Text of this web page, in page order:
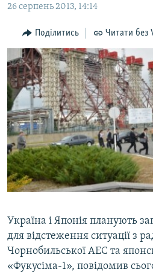
Перейти
пошуку
ПОГЛЯД
ІНТЕРВ'Ю
ВСЕ ЗА ДЕНЬ
СПЕЦПРОЕКТИ
ДЕПОРТАЦІЯ
ВІДЕОУРОКИ «ELIFBE»
СВІДЧЕННЯ ОКУПАЦІЇ
УКРАЇНСЬКА ПРОБЛЕМА КРИМУ
ІНФОГРАФІКА
ЯК ОБІЙТИ БЛОКУВАННЯ
Русский
Qırımtatar
ДОЛУЧАЙСЯ!
Усі сайти RFE/RL
26 серпень 2013, 14:14
Поділитись Читати без
Україна і Японія планують
для відстеження ситуації з
Чорнобильської АЕС та
«Фукусіма-1», повідомив